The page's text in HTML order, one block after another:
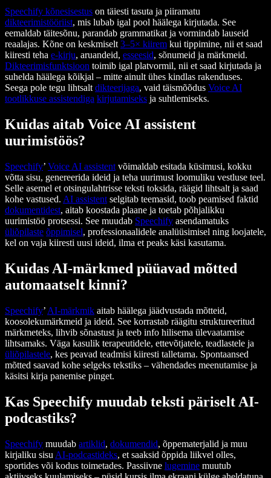
Speechify kõnesisestus on täiesti tasuta ja piiramatu
dikteerimistööriist, mis lubab igal pool häälega kirjutada. See
eemaldab täitesõnu, parandab grammatikat ja vormindab lauseid
reaalajas. Kõne on keskmiselt 3–5× kiirem kui tippimine, nii et saad
kiiresti teha e-kirju, aruandeid, esseesid, sõnumeid ja märkmeid.
Dikteerimisfunktsioon toimib igal platvormil, nii et saad kirjutada ja
suhelda häälega kõikjal – mitte ainult ühes kindlas rakenduses.
Seega pole tegu lihtsalt dikteerijaga, vaid täismõõdus Voice AI
tootlikkuse assistendiga kirjutamiseks ja suhtlemiseks.
Kuidas aitab Voice AI assistent
uurimistöös?
Speechify’ Voice AI assistent võimaldab esitada küsimusi, kokku
võtta sisu, genereerida ideid ja teha uurimust loomuliku vestluse teel.
Selle asemel et otsingulahtrisse teksti toksida, räägid lihtsalt ja saad
kohe vastused. AI assistent selgitab teemasid, toob peamised faktid
dokumentidest, aitab koostada plaane ja toetab põhjalikku
uurimistöö protsessi. See muudab Speechify asendamatuks
üliõpilaste õppimisel, professionaalidele analüüsimisel ning loojatele,
kel on vaja kiiresti uusi ideid, ilma et peaks käsi kasutama.
Kuidas AI-märkmed püüavad mõtted
automaatselt kinni?
Speechify’ AI-märkmik aitab häälega jäädvustada mõtteid,
koosolekumärkmeid ja ideid. See korrastab räägitu struktureeritud
märkmeteks, lihvib sõnastust ja teeb info hilisema ülevaatamise
lihtsamaks. Väga kasulik terapeutidele, ettevõtjatele, teadlastele ja
üliõpilastele, kes peavad teadmisi kiiresti talletama. Spontaansed
mõtted saavad kohe selgeks tekstiks – vähendades meenutamise ja
käsitsi kirja panemise pinget.
Kas Speechify muudab teksti päriselt AI-
podcastiks?
Speechify muudab artiklid, dokumendid, õppematerjalid ja muu
kirjaliku sisu AI-podcastideks, et saaksid õppida liikvel olles,
sportides või kodus toimetades. Passiivne lugemine muutub